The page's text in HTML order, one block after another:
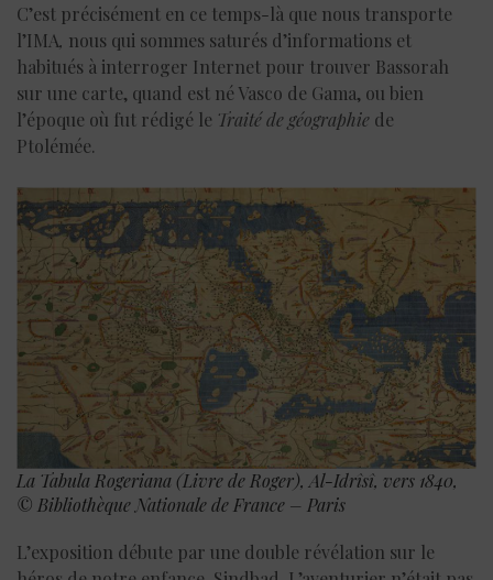
C’est précisément en ce temps-là que nous transporte
l’IMA, nous qui sommes saturés d’informations et
habitués à interroger Internet pour trouver Bassorah
sur une carte, quand est né Vasco de Gama, ou bien
l’époque où fut rédigé le Traité de géographie de
Ptolémée.
La Tabula Rogeriana (Livre de Roger), Al-Idrîsî, vers 1840,
© Bibliothèque Nationale de France – Paris
L’exposition débute par une double révélation sur le